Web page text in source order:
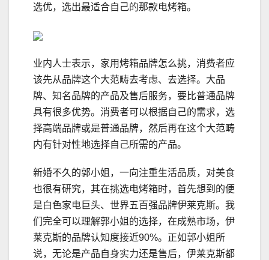
选优，选出最适合自己的那款电烤箱。
业内人士表示，家用烤箱品牌怎么挑，消费者应
该先从品牌这个大范畴去考虑、去选择。大品
牌、知名品牌的产品及售后服务，要比普通品牌
具有很多优势。消费者可以根据自己的需求，选
择高端品牌或是普通品牌，然后再在这个大范畴
内有针对性地选择自己所需的产品。
新婚不久的郭小姐，一向注重生活品质，对美食
也很有研究，其在挑选电烤箱时，首先想到的便
是白色家电巨头、世界五百强品牌伊莱克斯。我
们完全可以理解郭小姐的选择，在成熟市场，伊
莱克斯的品牌认知度接近90%。正如郭小姐所
说，无论是产品自身实力还是售后，伊莱克斯都